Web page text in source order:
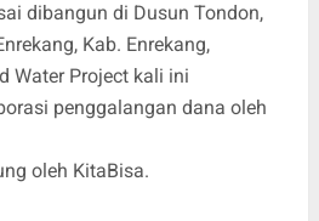
dibangun di Dusun Tondon,
Kab. Enrekang,
Water Project kali ini
penggalangan dana oleh
oleh KitaBisa.